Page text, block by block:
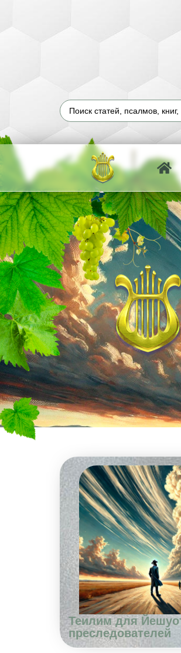
Теилим для
преследователей